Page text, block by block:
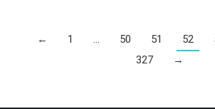
← 1 … 50 51 52
327
→